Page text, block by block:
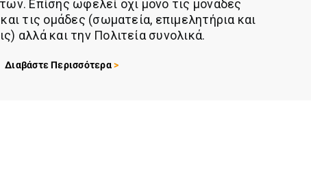
Επίσης ωφελεί όχι μόνο τις μονάδες
τις ομάδες (σωματεία, επιμελητήρια και
αλλά και την Πολιτεία συνολικά.
Διαβάστε Περισσότερα>